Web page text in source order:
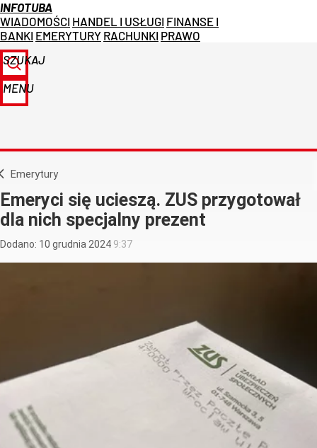
INFOTUBA
WIADOMOŚCI HANDEL I USŁUGI FINANSE I
BANKI EMERYTURY RACHUNKI PRAWO
SZUKAJ
MENU
Emerytury
Emeryci się ucieszą. ZUS przygotował
dla nich specjalny prezent
Dodano: 10 grudnia 2024 9:37